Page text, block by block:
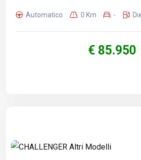
Automatico 0 Km -
€ 85.950